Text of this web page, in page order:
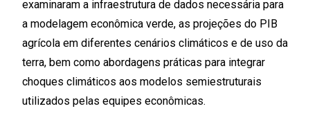
examinaram a infraestrutura de dados necessária para
a modelagem econômica verde, as projeções do PIB
agrícola em diferentes cenários climáticos e de uso da
terra, bem como abordagens práticas para integrar
choques climáticos aos modelos semiestruturais
utilizados pelas equipes econômicas.